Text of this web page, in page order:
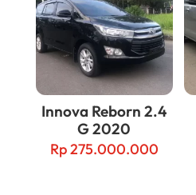
Innova Reborn 2.4
G 2020
Rp275.000.000